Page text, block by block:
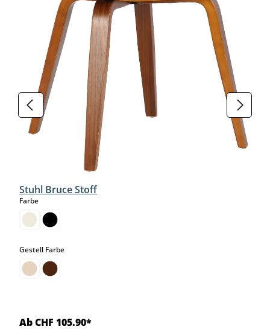
Stuhl Bruce Stoff
Farbeauswählen
Gestell Farbeauswählen
Ab CHF 105.90*